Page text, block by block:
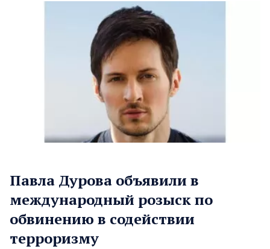
Павла Дурова объявили в
международный розыск по
обвинению в содействии
терроризму